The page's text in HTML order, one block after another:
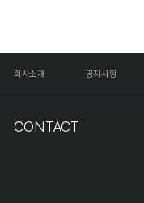
회사소개 공지사항
CONTACT